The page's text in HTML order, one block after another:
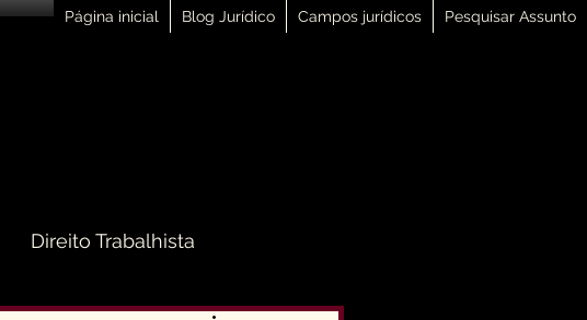
Página inicial Blog Jurídico Campos jurídicos Pesquisar Assunto
Direito Trabalhista